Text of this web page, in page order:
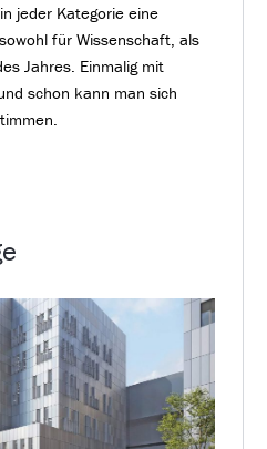
jeder Kategorie eine
für Wissenschaft, als
Jahres. Einmalig mit
schon kann man sich